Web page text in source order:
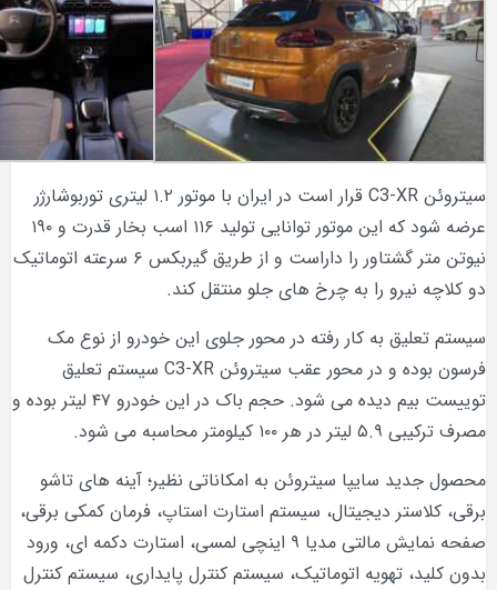
سیتروئن C3-XR قرار است در ایران با موتور ۱.۲ لیتری توربوشارژر
عرضه شود که این موتور توانایی تولید ۱۱۶ اسب بخار قدرت و ۱۹۰
نیوتن متر گشتاور را داراست و از طریق گیربکس ۶ سرعته اتوماتیک
را به چرخ های جلو منتقل کند.
به کار رفته در محور جلوی این خودرو از نوع مک
فرسون بوده و در محور عقب سیتروئن C3-XR سیستم تعلیق
توییست بیم دیده می شود. حجم باک در این خودرو ۴۷ لیتر بوده و
می شود.
سایپا سیتروئن به امکاناتی نظیر؛ آینه های تاشو
دیجیتال، سیستم استارت استاپ، فرمان کمکی برقی،
صفحه نمایش مالتی مدیا ۹ اینچی لمسی، استارت دکمه ای، ورود
تهویه اتوماتیک، سیستم کنترل پایداری، سیستم کنترل